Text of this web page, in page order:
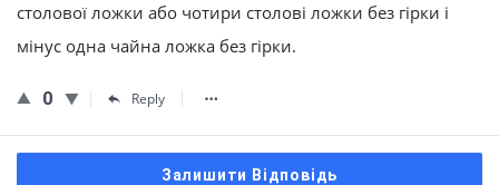
столової ложки або чотири столові ложки без гірки і
мінус одна чайна ложка без гірки.
0 Reply
Залишити Відповідь